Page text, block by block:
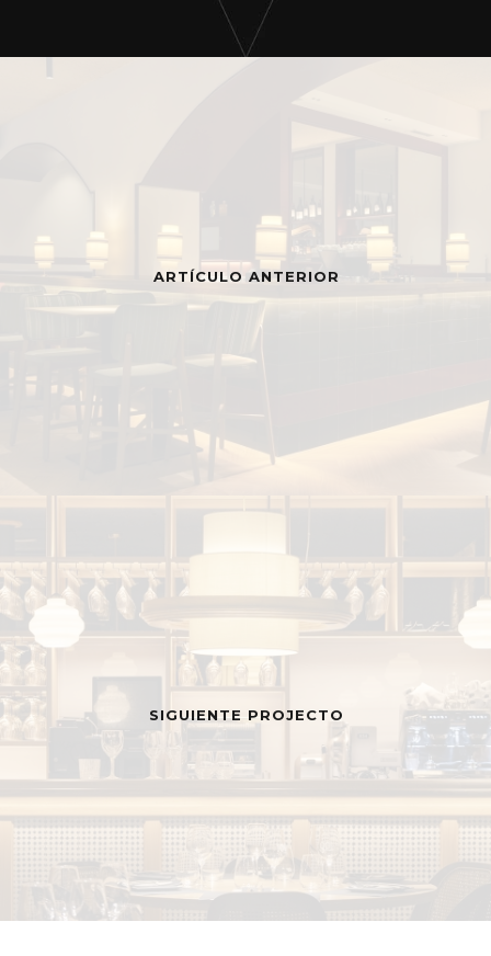
ARTÍCULO ANTERIOR
SIGUIENTE PROJECTO